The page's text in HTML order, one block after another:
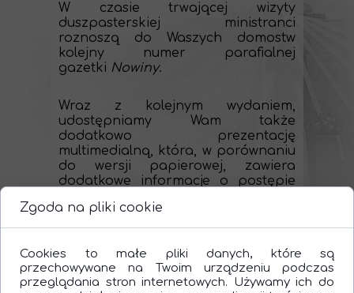
W czasie trwającej wizyty
duszpasterskiej ministranci
roznoszą do Waszych domostw
kolejny numer parafialnej
gazetki Nowiny.
Wraz z kolejnym wydaniem,
udostępniamy Wam także
dodatkowo prezentację
multimedialną, która, w porównaniu
do wersji papierowej, zawiera
dodatkowe informacje o postępie
wnętrza naszej świątyni. Oprócz
tego w aktualnym numerze m.in.:
co znajduje się na nowej bramie
wjazdowej do kościoła,
kto zbudował szopkę
wystawioną w gablocie na placu
Zgoda na pliki cookie
Cookies to małe pliki danych, które są
przechowywane na Twoim urządzeniu podczas
przeglądania stron internetowych. Używamy ich do